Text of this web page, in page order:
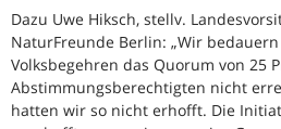
Dazu Uwe Hiksch, stellv.
NaturFreunde Berlin: „Wir
Volksbegehren das Quorum von 25
Abstimmungsberechtigten nicht
hatten wir so nicht erhofft. Die